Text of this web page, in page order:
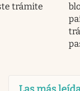
trámite